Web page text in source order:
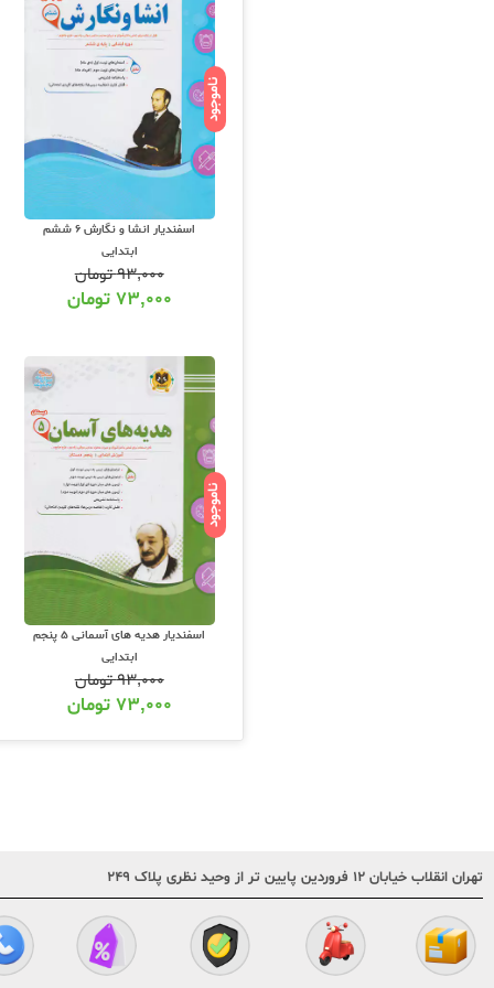
ناموجود
اسفندیار انشا و نگارش 6 ششم
ابتدایی
۹۳,۰۰۰تومان
۷۳,۰۰۰ تومان
ناموجود
اسفندیار هدیه های آسمانی 5 پنجم
ابتدایی
۹۳,۰۰۰تومان
۷۳,۰۰۰ تومان
تهران انقلاب خیابان ۱۲ فروردین پایین تر از وحید نظری پلاک ۲۴۹